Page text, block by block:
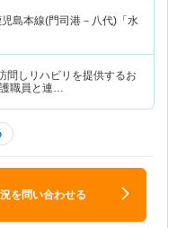
児島本線(門司港－八代)「水
問しリハビリを提供するお
職員と連…
を問い合わせる